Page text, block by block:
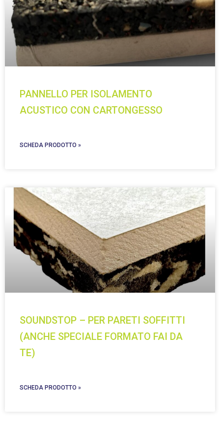
PANNELLO PER ISOLAMENTO
ACUSTICO CON CARTONGESSO
SCHEDA PRODOTTO »
SOUNDSTOP – PER PARETI SOFFITTI
(ANCHE SPECIALE FORMATO FAI DA
TE)
SCHEDA PRODOTTO »